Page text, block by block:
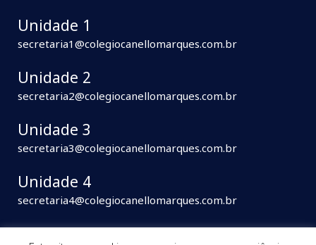
Unidade 1
secretaria1@colegiocanellomarques.com.br
Unidade 2
secretaria2@colegiocanellomarques.com.br
Unidade 3
secretaria3@colegiocanellomarques.com.br
Unidade 4
secretaria4@colegiocanellomarques.com.br